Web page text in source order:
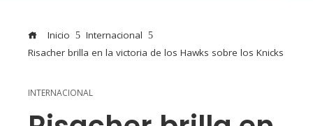
Inicio
Internacional
Risacher brilla en la victoria de los Hawks sobre los Knicks
INTERNACIONAL